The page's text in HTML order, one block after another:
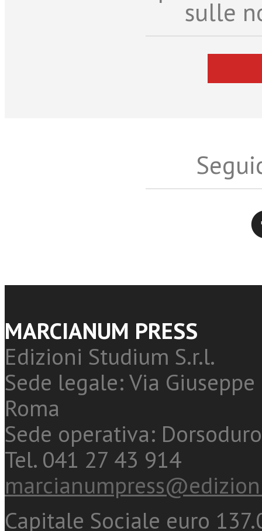
sulle
MARCIANUM PRESS
Edizioni Studium S.r.l.
Sede legale: Via
Roma
Sede operativa:
Tel. 041 27 43 914
Capitale Sociale euro